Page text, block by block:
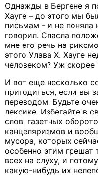
Однажды в Бергене я
Хауге – до этого мы
письмам - и не поняла
говорил. Спасла
мне его речь на
этого Улава Х. Хауге
человеком? Уж скорее
И вот еще несколько
пригодиться, если вы
переводом. Будьте
лексике. Избегайте в
слов, газетных
канцеляризмов и
мусора, которых
особенно этим грешат
всех на слуху, и
какую-нибудь их